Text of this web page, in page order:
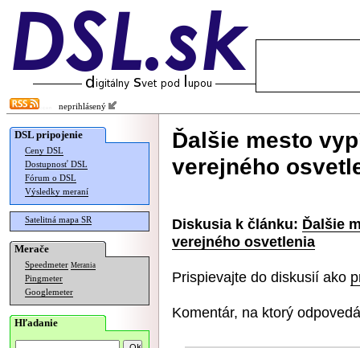
neprihlásený
DSL pripojenie
Ceny DSL
Dostupnosť DSL
Fórum o DSL
Výsledky meraní
Satelitná mapa SR
Merače
Speedmeter Merania
Pingmeter
Googlemeter
Hľadanie
Ďalšie mesto
verejného
Diskusia k článku: Ďalšie
verejného osvetlenia
Prispievajte do diskusií ako
Komentár, na ktorý